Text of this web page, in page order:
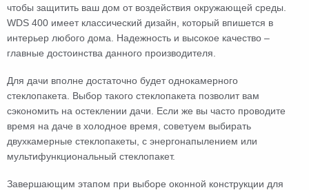
чтобы защитить ваш дом от воздействия окружающей среды.
WDS 400 имеет классический дизайн, который впишется в
интерьер любого дома. Надежность и высокое качество –
главные достоинства данного производителя.
Для дачи вполне достаточно будет однокамерного
стеклопакета. Выбор такого стеклопакета позволит вам
сэкономить на остеклении дачи. Если же вы часто проводите
время на даче в холодное время, советуем выбирать
двухкамерные стеклопакеты, с энергонапылением или
мультифункциональный стеклопакет.
Завершающим этапом при выборе оконной конструкции для